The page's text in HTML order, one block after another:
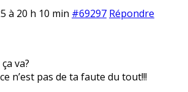
à 20 h 10 min #69297 Répondre
va?
n’est pas de ta faute du tout!!!